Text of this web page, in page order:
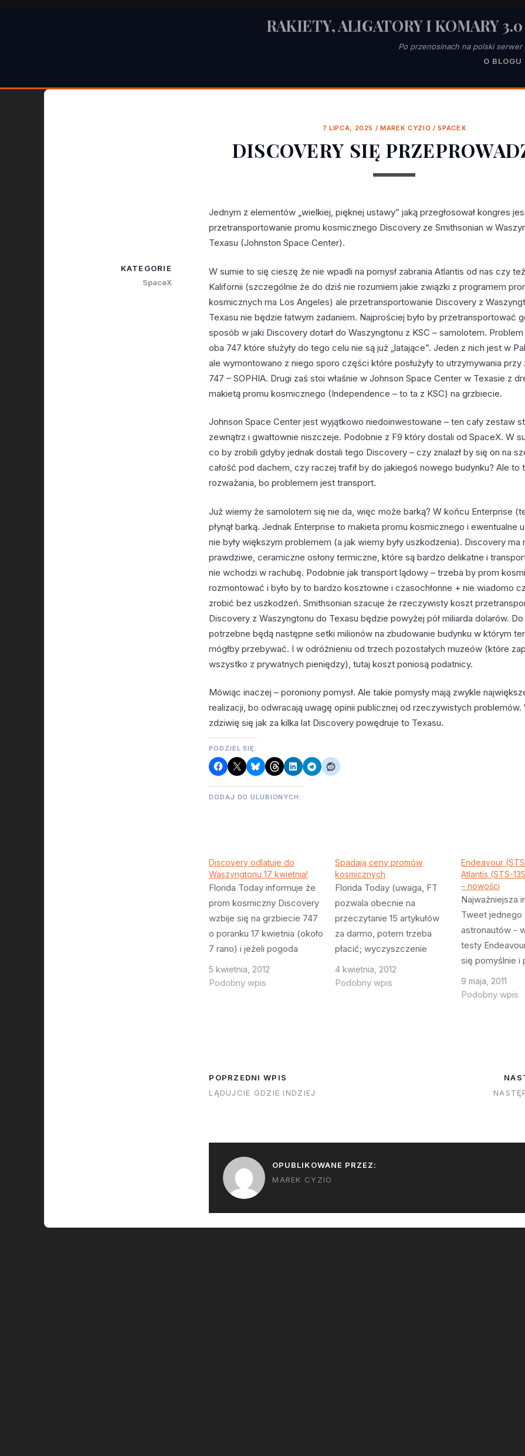
RAKIETY, ALIGATORY I KOMARY 3.0
Po przenosinach na polski serwer
O BLOGU
7 LIPCA, 2025 /MAREK CYZIO /SPACEX
DISCOVERY SIĘ
Jednym z elementów „wielkiej, pięknej ustawy” jaką przegłosował kongres
przetransportowanie promu kosmicznego Discovery ze Smithsonian w
Texasu (Johnston Space Center).
W sumie to się cieszę że nie wpadli na pomysł zabrania Atlantis od nas czy
Kalifornii (szczególnie że do dziś nie rozumiem jakie związki z programem
kosmicznych ma Los Angeles) ale przetransportowanie Discovery z
Texasu nie będzie łatwym zadaniem. Najprościej było by przetransportować
sposób w jaki Discovery dotarł do Waszyngtonu z KSC – samolotem.
oba 747 które służyły do tego celu nie są już „latające”. Jeden z nich jest w
ale wymontowano z niego sporo części które posłużyły to utrzymywania przy
747 – SOPHIA. Drugi zaś stoi właśnie w Johnson Space Center w Texasie z
makietą promu kosmicznego (Independence – to ta z KSC) na grzbiecie.
Johnson Space Center jest wyjątkowo niedoinwestowane – ten cały zestaw
zewnątrz i gwałtownie niszczeje. Podobnie z F9 który dostali od SpaceX. W
co by zrobili gdyby jednak dostali tego Discovery – czy znalazł by się on na
całość pod dachem, czy raczej trafił by do jakiegoś nowego budynku? Ale to
rozważania, bo problemem jest transport.
Już wiemy że samolotem się nie da, więc może barką? W końcu Enterprise
płynął barką. Jednak Enterprise to makieta promu kosmicznego i ewentualne
nie były większym problemem (a jak wiemy były uszkodzenia). Discovery ma
prawdziwe, ceramiczne osłony termiczne, które są bardzo delikatne i
nie wchodzi w rachubę. Podobnie jak transport lądowy – trzeba by prom
rozmontować i było by to bardzo kosztowne i czasochłonne + nie wiadomo
zrobić bez uszkodzeń. Smithsonian szacuje że rzeczywisty koszt
Discovery z Waszyngtonu do Texasu będzie powyżej pół miliarda dolarów.
potrzebne będą następne setki milionów na zbudowanie budynku w którym
mógłby przebywać. I w odróżnieniu od trzech pozostałych muzeów (które
wszystko z prywatnych pieniędzy), tutaj koszt poniosą podatnicy.
Mówiąc inaczej – poroniony pomysł. Ale takie pomysły mają zwykle
realizacji, bo odwracają uwagę opinii publicznej od rzeczywistych problemów.
zdziwię się jak za kilka lat Discovery powędruje to Texasu.
PODZIEL SIĘ:
DODAJ DO ULUBIONYCH:
Discovery odlatuje do
Waszyngtonu 17 kwietnia!
Florida Today informuje że
prom kosmiczny Discovery
wzbije się na grzbiecie 747
o poranku 17 kwietnia (około
7 rano) i jeżeli pogoda
pozwoli poleci na
wycieczkę do
5 kwietnia, 2012
Podobny wpis
Spadają ceny promów
kosmicznych
Florida Today (uwaga, FT
pozwala obecnie na
przeczytanie 15 artykułów
za darmo, potem trzeba
płacić; wyczyszczenie
ciasteczek pomaga i znowu
mamy 15 darmowych)
4 kwietnia, 2012
Podobny wpis
Endeavour
Atlantis (STS-
– nowości
Najważniejsza
Tweet jednego
astronautów -
testy
się pomyślnie i
gotowy do lotu
drobiazgów).
część promu i
gotowości do
9 maja, 2011
Podobny wpis
POPRZEDNI WPIS
LĄDUJCIE GDZIE INDZIEJ
KATEGORIE
SpaceX
OPUBLIKOWANE PRZEZ:
MAREK CYZIO